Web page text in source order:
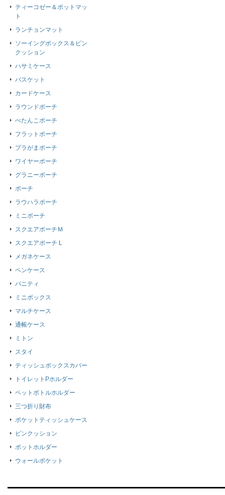
ティーコゼー＆ポットマッ
ト
ランチョンマット
ソーイングボックス＆ピン
クッション
ハサミケース
バスケット
カードケース
ラウンドポーチ
ぺたんこポーチ
フラットポーチ
プラがまポーチ
ワイヤーポーチ
グラニーポーチ
ポーチ
ラウハラポーチ
ミニポーチ
スクエアポーチＭ
スクエアポーチ L
メガネケース
ペンケース
バニティ
ミニボックス
マルチケース
通帳ケース
ミトン
スタイ
ティッシュボックスカバー
トイレットPホルダー
ペットボトルホルダー
三つ折り財布
ポケットティッシュケース
ピンクッション
ポットホルダー
ウォールポケット